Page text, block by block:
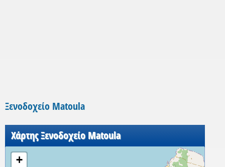
Ξενοδοχείο Matoula
Χάρτης Ξενοδοχείο Matoula
+